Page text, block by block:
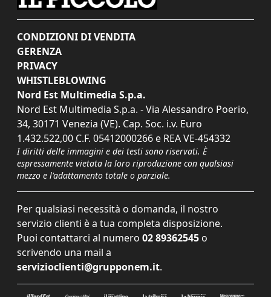
CONDIZIONI DI VENDITA
GERENZA
PRIVACY
WHISTLEBLOWING
Nord Est Multimedia S.p.a.
Nord Est Multimedia S.p.a. - Via Alessandro Poerio,
34, 30171 Venezia (VE). Cap. Soc. i.v. Euro
1.432.522,00 C.F. 05412000266 e REA VE-454332
I diritti delle immagini e dei testi sono riservati. È
espressamente vietata la loro riproduzione con qualsiasi
mezzo e l'adattamento totale o parziale.
Per qualsiasi necessità o domanda, il nostro
servizio clienti è a tua completa disposizione.
Puoi contattarci al numero 02 89362545 o
scrivendo una mail a
servizioclienti@grupponem.it.